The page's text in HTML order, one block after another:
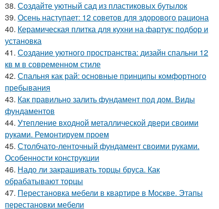
38. Создайте уютный сад из пластиковых бутылок
39. Осень наступает: 12 советов для здорового рациона
40. Керамическая плитка для кухни на фартук: подбор и
установка
41. Создание уютного пространства: дизайн спальни 12
кв м в современном стиле
42. Спальня как рай: основные принципы комфортного
пребывания
43. Как правильно залить фундамент под дом. Виды
фундаментов
44. Утепление входной металлической двери своими
руками. Ремонтируем проем
45. Столбчато-ленточный фундамент своими руками.
Особенности конструкции
46. Надо ли закрашивать торцы бруса. Как
обрабатывают торцы
47. Перестановка мебели в квартире в Москве. Этапы
перестановки мебели